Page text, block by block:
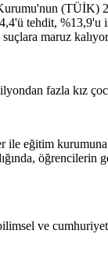
Kurumu'nun
tehdit, %13,9'u
suçlara maruz
fazla kız
eğitim
öğrencilerin
ve